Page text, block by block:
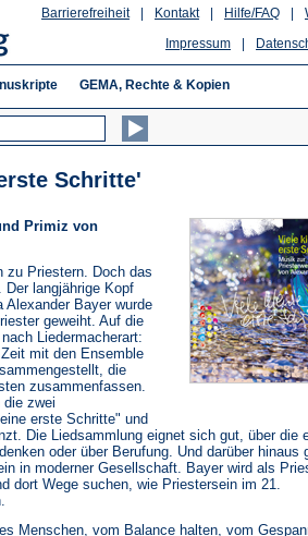
Hilfe/FAQ
Kontakt
Barrierefreiheit
Impressum
GEMA, Rechte & Kopien
Schritte'
Primiz von
zu Priestern. Doch das
langjährige Kopf
Bayer wurde
geweiht. Auf die
Liedermacherart:
mit den Ensemble
die
zusammenfassen.
die zwei
erste Schritte" und
Die Liedsammlung eignet sich gut, über die
oder über Berufung. Und darüber hinaus
in moderner Gesellschaft. Bayer wird als
dort Wege suchen, wie Priestersein im 21.
Menschen, vom Balance halten, vom